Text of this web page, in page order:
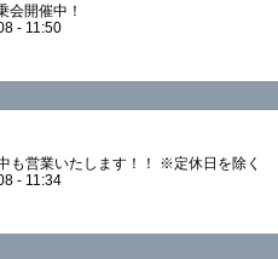
会開催中！
- 11:50
も営業いたします！！ ※定休日を除く
- 11:34